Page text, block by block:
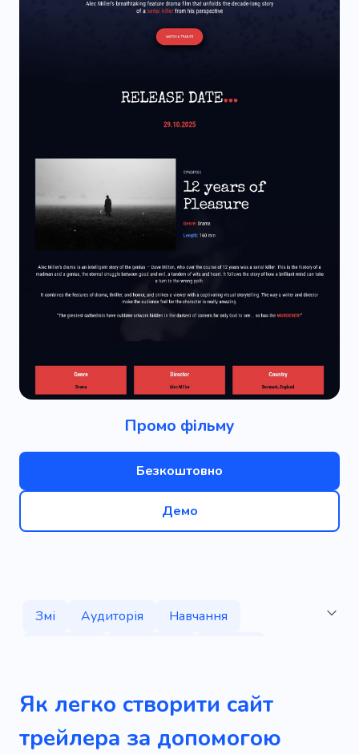
Промо фільму
Безкоштовно
Демо
Змі Аудиторія
Навчання
Запис
Серіал
Як легко створити сайт
трейлера за допомогою